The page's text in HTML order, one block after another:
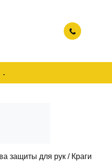
.
защиты для рук / Краги